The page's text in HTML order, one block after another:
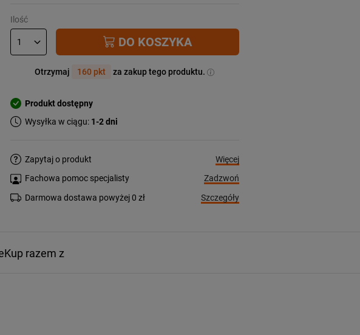
Ilość
DO KOSZYKA
Otrzymaj 160 pkt za zakup tego produktu.
Produkt dostępny
Wysyłka w ciągu: 1-2 dni
Zapytaj o produkt
Więcej
Fachowa pomoc specjalisty
Zadzwoń
Darmowa dostawa powyżej 0 zł
Szczegóły
Kup razem z